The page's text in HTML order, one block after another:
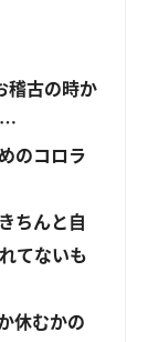
稽古の時か
…
のコロラ
ちんと自
てないも
休むかの